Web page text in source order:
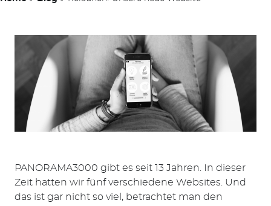
PANORAMA3000 gibt es seit 13 Jahren. In dieser
Zeit hatten wir fünf verschiedene Websites. Und
das ist gar nicht so viel, betrachtet man den